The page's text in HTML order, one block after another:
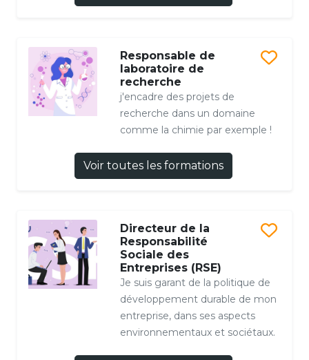
Responsable de
laboratoire de
recherche
j'encadre des projets de
recherche dans un domaine
comme la chimie par exemple !
Voir toutes les formations
Directeur de la
Responsabilité
Sociale des
Entreprises (RSE)
Je suis garant de la politique de
développement durable de mon
entreprise, dans ses aspects
environnementaux et sociétaux.